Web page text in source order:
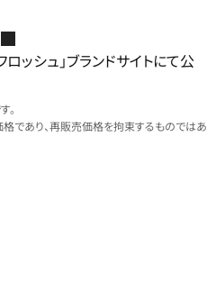
ッシュ」ブランドサイトにて公
。
であり、再販売価格を拘束するものではあ